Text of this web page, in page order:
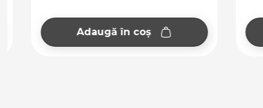
Adaugă în coș